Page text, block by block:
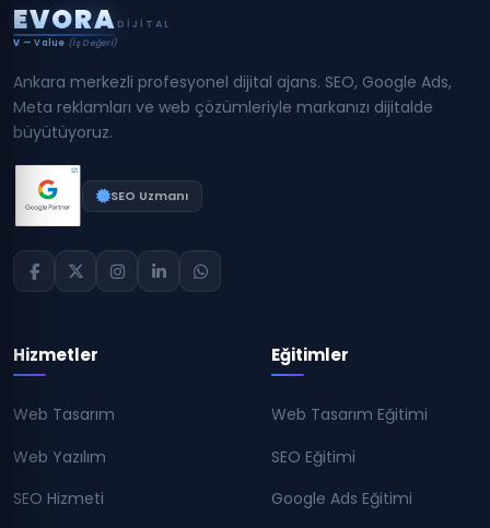
EVORA DIJITAL
V — Value (İş Değeri)
Ankara merkezli profesyonel dijital ajans. SEO, Google Ads,
Meta reklamları ve web çözümleriyle markanızı dijitalde
büyütüyoruz.
SEO Uzmanı
Hizmetler
Web Tasarım
Web Yazılım
SEO Hizmeti
Eğitimler
Web Tasarım Eğitimi
SEO Eğitimi
Google Ads Eğitimi